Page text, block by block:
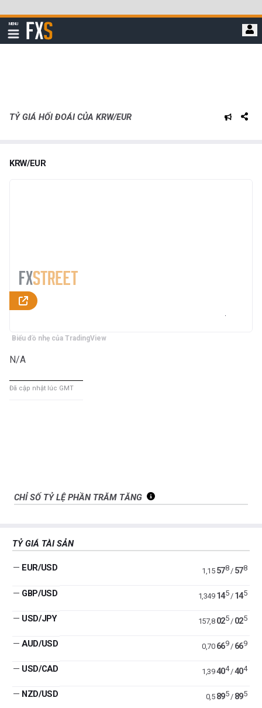
qua
đi
MENU
Hiển
thị
FXStreet
TỶ GIÁ HỐI ĐOÁI CỦA KRW/EUR
KRW/EUR
Biểu đồ nhẹ của TradingView
N/A
Đã cập nhật lúc GMT
CHỈ SỐ TỶ LỆ PHẦN TRĂM TĂNG
TỶ GIÁ TÀI SẢN
— EUR/USD 1,15 578/ 578
— GBP/USD 1,349 145/ 145
— USD/JPY 157,8 025/ 025
— AUD/USD 0,70 669/ 669
— USD/CAD 1,39 404/404
— NZD/USD 0,5 895/ 895